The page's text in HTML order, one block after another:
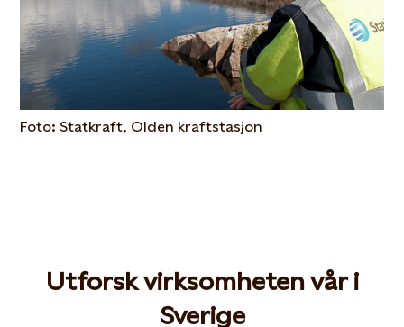
Foto: Statkraft, Olden kraftstasjon
Utforsk virksomheten vår i
Sverige